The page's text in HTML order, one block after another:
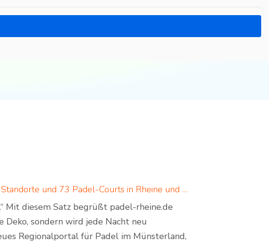
Padel in Rheine: neues Padelportal listet 17 Standorte und 73 Padel-Courts in Rheine und Umgebung
Mit diesem Satz begrüßt padel-rheine.de
Deko, sondern wird jede Nacht neu
Regionalportal für Padel im Münsterland,